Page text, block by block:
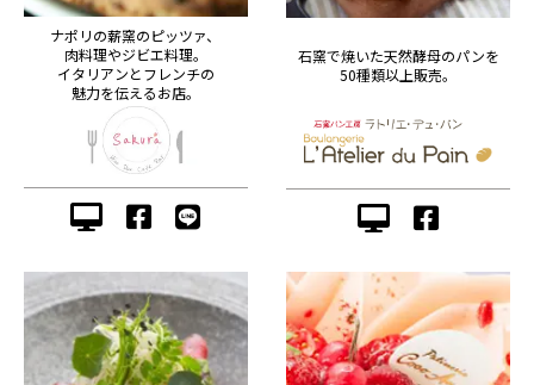
ナポリの薪窯のピッツァ、
肉料理やジビエ料理。
イタリアンとフレンチの
魅力を伝えるお店。
石窯で焼いた天然酵母のパンを
50種類以上販売。